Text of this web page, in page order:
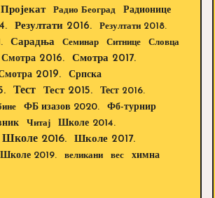
Пројекат Радио Београд
Радионице
Резултати 2016. Резултати 2018.
Сарадња Семинар Ситнице Словца
Смотра 2016. Смотра 2017.
2019. Српска
Тест Тест 2015.
Тест 2016.
ФБ изазов 2020.
Фб-турнир
Читај Школе 2014.
Школе 2016.
Школе 2017.
Школе 2019. великани вес химна